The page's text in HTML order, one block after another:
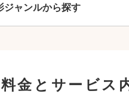
ジャンルから探す
料金とサービス